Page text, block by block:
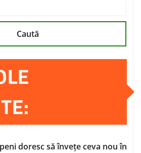
Caută
doresc să învețe ceva nou în